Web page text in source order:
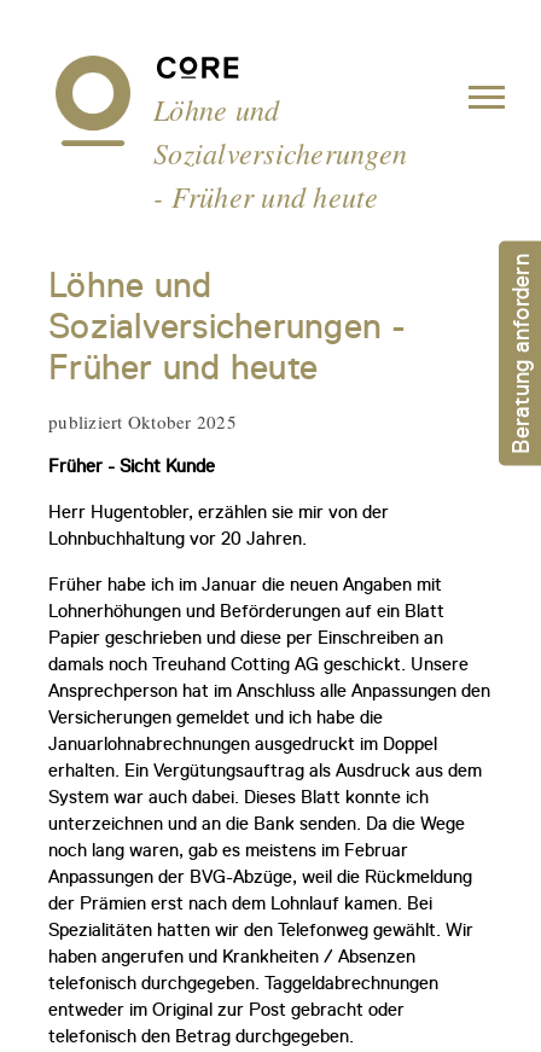
Löhne und
Sozialversicherungen
- Früher und heute
Löhne und
Sozialversicherungen -
Früher und heute
publiziert Oktober 2025
Früher - Sicht Kunde
Herr Hugentobler, erzählen sie mir von der
Lohnbuchhaltung vor 20 Jahren.
Früher habe ich im Januar die neuen Angaben mit
Lohnerhöhungen und Beförderungen auf ein Blatt
Papier geschrieben und diese per Einschreiben an
damals noch Treuhand Cotting AG geschickt. Unsere
Ansprechperson hat im Anschluss alle Anpassungen den
Versicherungen gemeldet und ich habe die
Januarlohnabrechnungen ausgedruckt im Doppel
erhalten. Ein Vergütungsauftrag als Ausdruck aus dem
System war auch dabei. Dieses Blatt konnte ich
unterzeichnen und an die Bank senden. Da die Wege
noch lang waren, gab es meistens im Februar
Anpassungen der BVG-Abzüge, weil die Rückmeldung
der Prämien erst nach dem Lohnlauf kamen. Bei
Spezialitäten hatten wir den Telefonweg gewählt. Wir
haben angerufen und Krankheiten / Absenzen
telefonisch durchgegeben. Taggeldabrechnungen
entweder im Original zur Post gebracht oder
telefonisch den Betrag durchgegeben.
Beratung anfordern